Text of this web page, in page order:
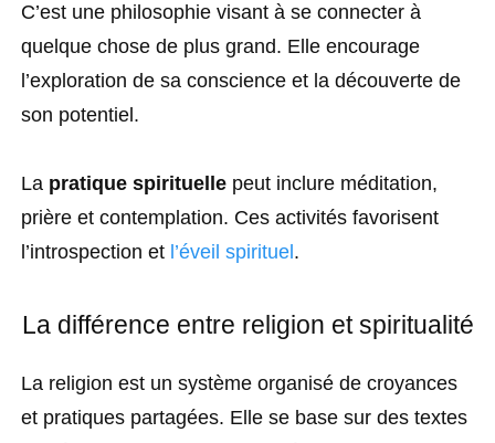
C’est une philosophie visant à se connecter à
quelque chose de plus grand. Elle encourage
l’exploration de sa conscience et la découverte de
son potentiel.
La pratique spirituelle peut inclure méditation,
prière et contemplation. Ces activités favorisent
l’introspection et l’éveil spirituel .
La différence entre religion et spiritualité
La religion est un système organisé de croyances
et pratiques partagées. Elle se base sur des textes